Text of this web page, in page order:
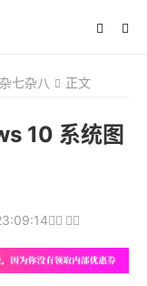
杂七杂八 正文
10 系统图